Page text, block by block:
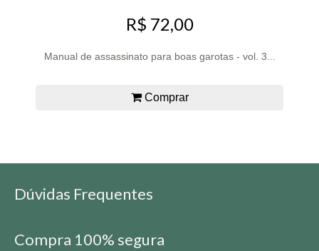
R$ 72,00
Manual de assassinato para boas garotas - vol. 3...
Comprar
Dúvidas Frequentes
Compra 100% segura